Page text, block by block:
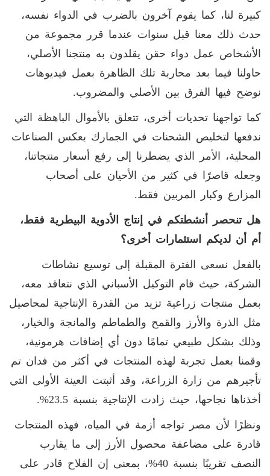
كبيرة لنا، كما يقوم آخرون بالضرب في الدواء نفسه،
حدث ذلك معنا قبل سنوات عندما قرر مجموعة من
الأشخاص عمل دواء حقن يقلدون به منتجنا الأصلي،
حاولنا فيما بعد محاربة تلك الظاهرة بعمل فيديوهات
نوضح فيها الفرق بين الأصلي والمضروب.
كما تواجهنا تحديات أخرى، تتعلق بالأموال الباهظة التي
ندفعها لتخليص الشحنات في الجمارك بعكس الصناعات
المحلية، الأمر الذي يضطرنا إلى رفع أسعار منتجاتنا،
وجعله قاصرًا في كثير من الأحيان على أصحاب
المزارع وكبار المربين فقط.
هل تنحصر أنشطتكم في إنتاج الأدوية البيطرية فقط،
أم أن لديكم استثمارات أخرى؟
بالفعل نسعى الفترة المقبلة إلى توسيع نشاطات
الشركة، حيث قام التوكيل الأسباني الذي نتعاقد معه،
بعمل منتجات زراعية تزيد من القدرة الإنتاجية لمحاصيل
مثل الذرة والأرز والقمح والطماطم والمانجة والخيار،
وذلك بشكل طبيعي تمامًا دون أي إضافات هرمونية،
وقمنا بعمل تجربة لهذه المنتجات في أكثر من فدان تم
تأجيرهم من زارة الزراعة، وقد أثبتت العينة الأولى التي
أخذناها نجاحها، حيث زادت الإنتاجية بنسبة 23.5%.
ونظرًا لأن مصر تواجه أزمة في المياه، فهذه المنتجات
قادرة على مضاعفة محصول الأرز إلى ما يقارب
النصف تقريبًا بنسبة 40%، بمعنى إن الفلاح قادر على